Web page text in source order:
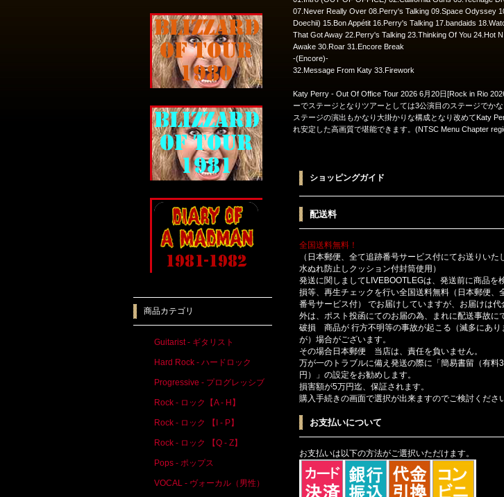
07.Never Really Over 08.Perry's Talking 09.Space Odyssey
Doechii) 15.Bon Appétit 16.Perry's Talking 17.bandaids
That Got Away 22.Perry's Talking 23.Thinking Of You 24.Hot
Awake 30.Roar 31.Encore Break
-(Encore)-
32.Message From Katy 33.Firework
Katy Perry - Out Of Office Tour 2026 6月20日[Rock in Rio
ーでステージとなりツアーとしては3公演目のステージでか
ステージの演出もかなり大掛かりな構成となり改めてKaty
れ安定した高画質で堪能できます。(NTSC Menu Chapter
ショッピングガイド
配送料
全国送料無料！
（日本郵便、全て追跡番号サービス付にてお送りいた
水ぬれ防止しクッション付封筒使用）
発送に関しましてLIVEBOOTLEGは、発送前に商品を
損等、再生チェックを行い全国送料無料（日本郵便、
番号サービス付） でお届けしていますが、お届けは代
外は、ポスト投函にてのお届の為、まれに配送事故に
破損 商品が 行方不明等の事故が起こる（滅多にあり
が）場合がございます。
その場合日本郵便 当店は、責任を負いません。
万が一のトラブルに備え発送の際に「簡易書留（有料
円）」の設定をお勧めします。
損害額が5万円迄、保証されます。
購入手続きの画面で選択が出来ますのでご検討くださ
お支払いについて
お支払いは以下の方法がご選択いただけます。
商品カテゴリ
Guitarist - ギタリスト
Hard Rock - ハードロック
Progressive - プログレッシブ
Rock - ロック【A - H】
Rock - ロック 【I - P】
Rock - ロック 【Q - Z】
Pops - ポップス
VOCAL - ヴォーカル（男性）